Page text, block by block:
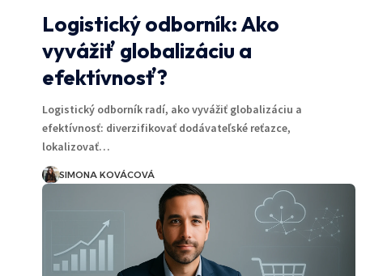
Logistický odborník: Ako
vyvážiť globalizáciu a
efektívnosť?
Logistický odborník radí, ako vyvážiť globalizáciu a
efektívnosť: diverzifikovať dodávateľské reťazce,
lokalizovať…
SIMONA KOVÁCOVÁ